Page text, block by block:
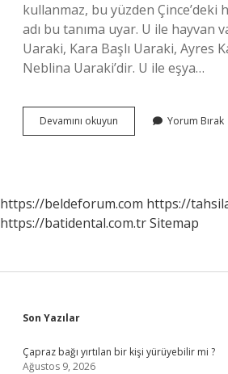
kullanmaz, bu yüzden Çince’deki
adı bu tanıma uyar. U ile hayvan
Uaraki, Kara Başlı Uaraki, Ayres
Neblina Uaraki’dir. U ile eşya…
Devamını okuyun
Ile
Yorum Bırak
https://beldeforum.com https://
https://batidental.com.trSitemap
Sidebar
Son Yazılar
Çapraz bağı yırtılan bir kişi yürüyebilir mi ?
Ağustos 9, 2026